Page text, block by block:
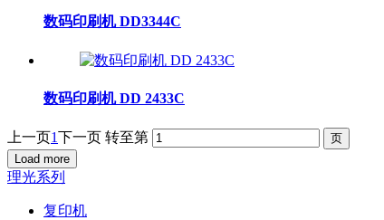
数码印刷机 DD3344C
数码印刷机 DD 2433C
上一页1下一页 转至第
Load more
理光系列
复印机